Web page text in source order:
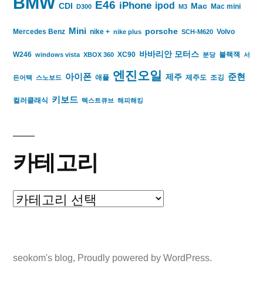
CDI D300 E46 iPhone ipod M3 Mac Mac mini
Mercedes Benz Mini nike + nike plus porsche SCH-M620 Volvo
W246 windows vista XBOX 360 XC90 바바리안 모터스 분당 블랙잭 서
든어택 스노보드 아이폰 애플 엔진오일 제주 제주도 조깅 준현
컬러클래식 키보드 텍스트큐브 해피해킹
카테고리
카
seokom's blog, Proudly powered by WordPress.